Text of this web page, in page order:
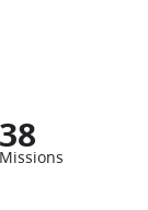
38
Missions